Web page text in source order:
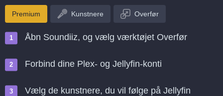
Premium Kunstnere Overfør
Åbn Soundiiz, og vælg værktøjet Overfør
Forbind dine Plex- og Jellyfin-konti
Vælg de kunstnere, du vil følge på Jellyfin